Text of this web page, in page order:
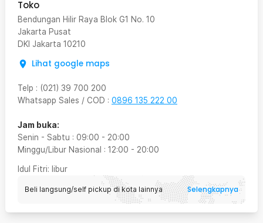
Toko
Bendungan Hilir Raya Blok G1 No. 10
Jakarta Pusat
DKI Jakarta 10210
Lihat google maps
Telp : (021) 39 700 200
Whatsapp Sales / COD : 0896 135 222 00
Jam buka:
Senin - Sabtu : 09:00 - 20:00
Minggu/Libur Nasional : 12:00 - 20:00
Idul Fitri: libur
Beli langsung/self pickup di kota lainnya Selengkapnya